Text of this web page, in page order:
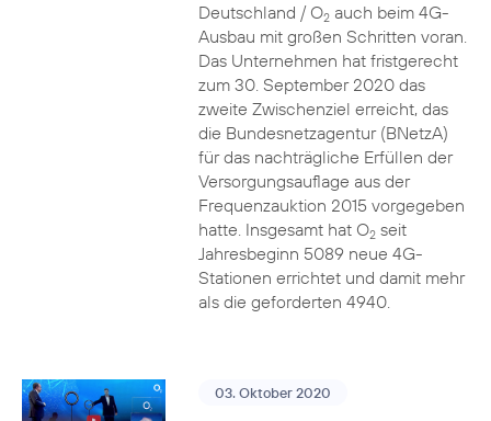
Deutschland / O2auch beim 4G-
Ausbau mit großen Schritten voran.
Das Unternehmen hat fristgerecht
zum 30. September 2020 das
zweite Zwischenziel erreicht, das
die Bundesnetzagentur (BNetzA)
für das nachträgliche Erfüllen der
Versorgungsauflage aus der
Frequenzauktion 2015 vorgegeben
hatte. Insgesamt hat O2seit
Jahresbeginn 5089 neue 4G-
Stationen errichtet und damit mehr
als die geforderten 4940.
03. Oktober 2020